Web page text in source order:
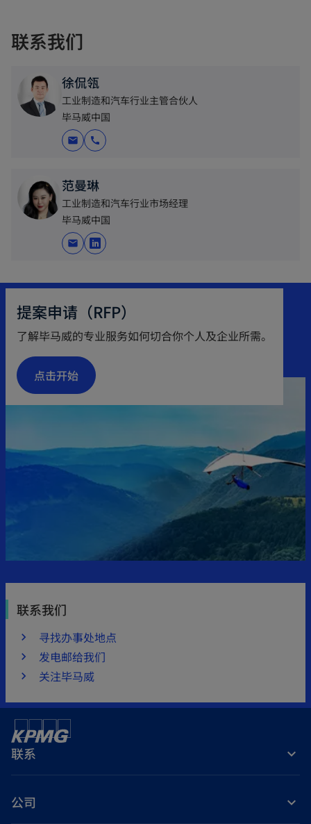
联系我们
徐侃瓴
工业制造和汽车行业主管合伙人
毕马威中国
mail call
范曼琳
工业制造和汽车行业市场经理
毕马威中国
mail
o
e
n
s
n
a
n
w
a
提案申请（RFP）
了解毕马威的专业服务如何切合你个人及企业所需。
点击开始
联系我们
寻找办事处地点
发电邮给我们
关注毕马威
联系
公司